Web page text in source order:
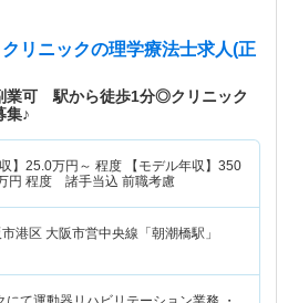
リニックの理学療法士求人(正
業可 駅から徒歩1分◎クリニック
集♪
】 25.0万円～ 程度 【モデル年収】 350
円 程度 諸手当込 前職考慮
港区 大阪市営中央線「朝潮橋駅」